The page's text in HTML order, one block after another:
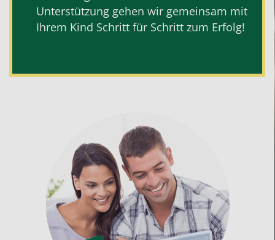
Unterstützung gehen wir gemeinsam mit
Ihrem Kind Schritt für Schritt zum Erfolg!